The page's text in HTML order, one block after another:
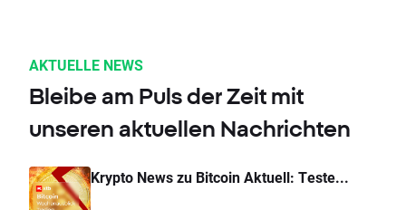
AKTUELLE NEWS
Bleibe am Puls der Zeit mit
unseren aktuellen Nachrichten
Krypto News zu Bitcoin Aktuell: Teste...